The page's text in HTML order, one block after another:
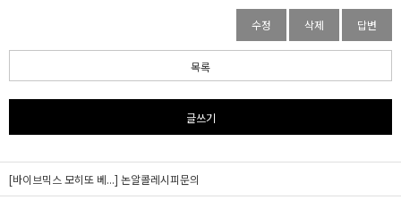
수정 삭제 답변
목록
글쓰기
[바이브믹스 모히또 베...] 논알콜레시피문의